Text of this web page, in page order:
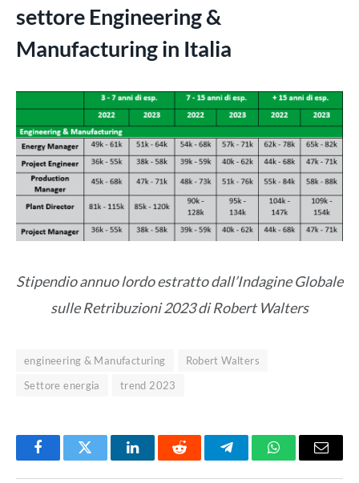
settore Engineering &
Manufacturing in Italia
Stipendio annuo lordo estratto dall’Indagine Globale
sulle Retribuzioni 2023 di Robert Walters
engineering & Manufacturing
Robert Walters
Settore energia
trend 2023
FacebookTwitter LinkedInReddit TelegramWhatsAppEmail